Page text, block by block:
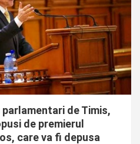
de Timis,
de premierul
care va fi depusa